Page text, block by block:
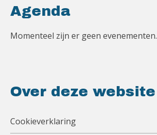
Agenda
Momenteel zijn er geen evenementen.
Over deze website
Cookieverklaring